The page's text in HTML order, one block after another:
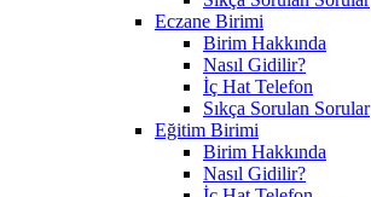
Eczane Birimi
Birim Hakkında
Nasıl Gidilir?
İç Hat Telefon
Sıkça Sorulan Sorular
Eğitim Birimi
Birim Hakkında
Nasıl Gidilir?